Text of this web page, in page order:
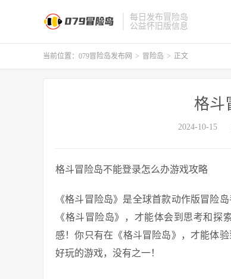
每日发布冒险岛
公益怀旧版信息
当前位置： 079冒险岛发布网 > 冒险岛 > 正文
格斗
2024-10-15
格斗冒险岛不能登录怎么办游戏攻略
《格斗冒险岛》是全球首款动作版冒险
《格斗冒险岛》，才能体会到思考和
感！你只有在《格斗冒险岛》，才能体
好玩的游戏，没有之一！